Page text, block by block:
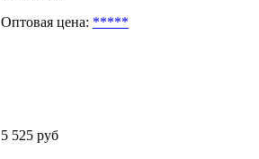
Оптовая цена: *****
5 525 руб